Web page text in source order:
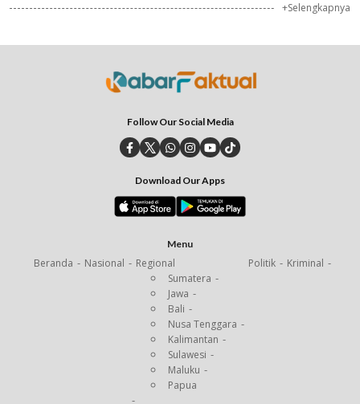
+Selengkapnya
Follow Our Social Media
Download Our Apps
Menu
Beranda Nasional
Regional
Sumatera
Jawa
Bali
Nusa Tenggara
Kalimantan
Sulawesi
Maluku
Papua
Politik Kriminal